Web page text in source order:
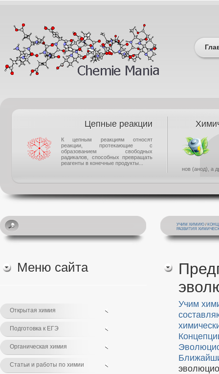
Цепные реакции
К цепным реакциям относят
реакции, протекающие с
образованием свободных
радикалов, способных превращать
реагенты в конечные продукты...
нов (анод), а
УЧИМ ХИМИЮ /
РАЗВИТИЯ
Меню сайта
Открытая химия
Подготовка к ЕГЭ
Органическая химия
Статьи и работы по химии
Учим